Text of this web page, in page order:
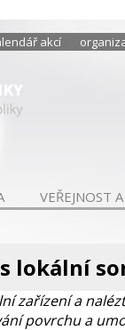
akcí
VEŘEJNOST
lokální
zařízení a
povrchu a